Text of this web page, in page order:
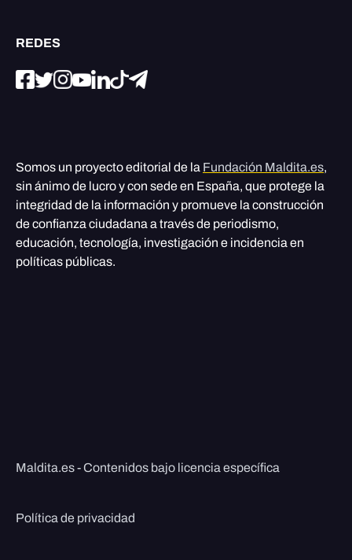
REDES
Somos un proyecto editorial de la Fundación Maldita.es,
sin ánimo de lucro y con sede en España, que protege la
integridad de la información y promueve la construcción
de confianza ciudadana a través de periodismo,
educación, tecnología, investigación e incidencia en
políticas públicas.
Maldita.es - Contenidos bajo licencia específica
Política de privacidad